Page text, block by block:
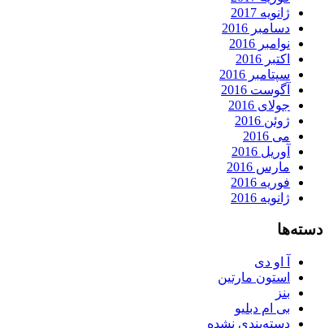
ژانویه 2017
دسامبر 2016
نوامبر 2016
اکتبر 2016
سپتامبر 2016
آگوست 2016
جولای 2016
ژوئن 2016
می 2016
آوریل 2016
مارس 2016
فوریه 2016
ژانویه 2016
دسته‌ها
آ او دی
استون مارتین
بنز
بی ام دبلیو
دسته‌بندی نشده